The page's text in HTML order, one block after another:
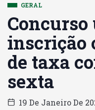
GERAL
inscrição
de taxa
sexta
19 De Janeiro De